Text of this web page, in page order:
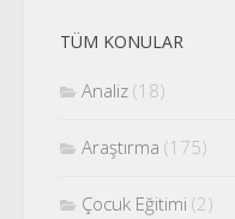
TÜM KONULAR
Analiz (18)
Araştırma (175)
Çocuk Eğitimi (2)